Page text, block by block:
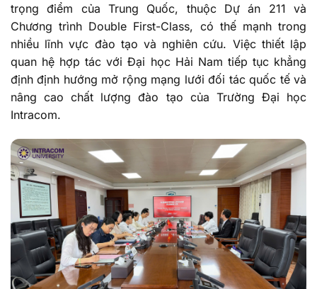
trọng điểm của Trung Quốc, thuộc Dự án 211 và
Chương trình Double First-Class, có thế mạnh trong
nhiều lĩnh vực đào tạo và nghiên cứu. Việc thiết lập
quan hệ hợp tác với Đại học Hải Nam tiếp tục khẳng
định định hướng mở rộng mạng lưới đối tác quốc tế và
nâng cao chất lượng đào tạo của Trường Đại học
Intracom.